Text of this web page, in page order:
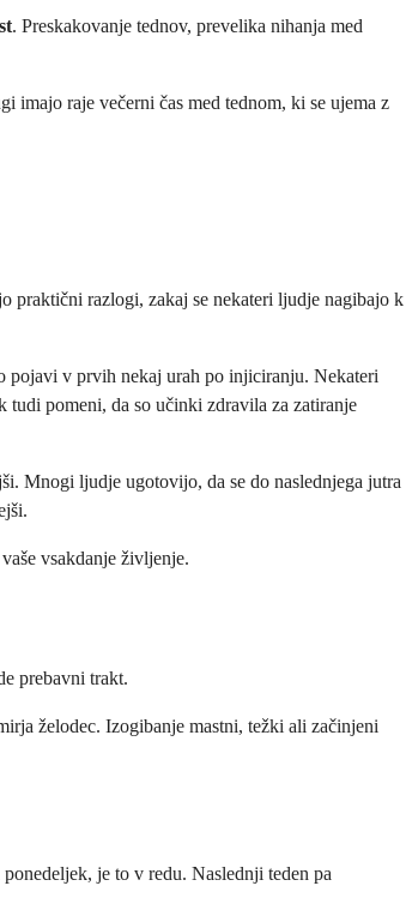
. Preskakovanje tednov, prevelika nihanja med
imajo raje večerni čas med tednom, ki se ujema z
praktični razlogi, zakaj se nekateri ljudje nagibajo k
pojavi v prvih nekaj urah po injiciranju. Nekateri
pomeni, da so učinki zdravila za zatiranje
Mnogi ljudje ugotovijo, da se do naslednjega jutra
vsakdanje življenje.
prebavni trakt.
želodec. Izogibanje mastni, težki ali začinjeni
je to v redu. Naslednji teden pa